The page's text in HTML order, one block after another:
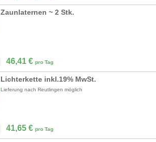
Zaunlaternen ~ 2 Stk.
46,41 € pro Tag
Lichterkette inkl.19% MwSt.
Lieferung nach Reutlingen möglich
41,65 € pro Tag